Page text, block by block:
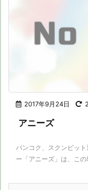
2017年9月24日
アニーズ
バンコク、スクンビッ
ー「アニーズ」は、こ